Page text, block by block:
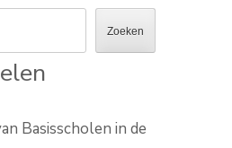
Zoeken
Basisscholen in de